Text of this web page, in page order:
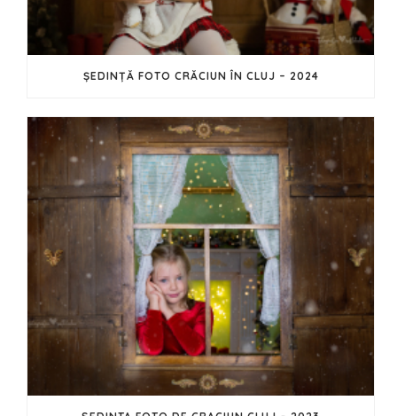
ȘEDINȚĂ FOTO CRĂCIUN ÎN CLUJ – 2024